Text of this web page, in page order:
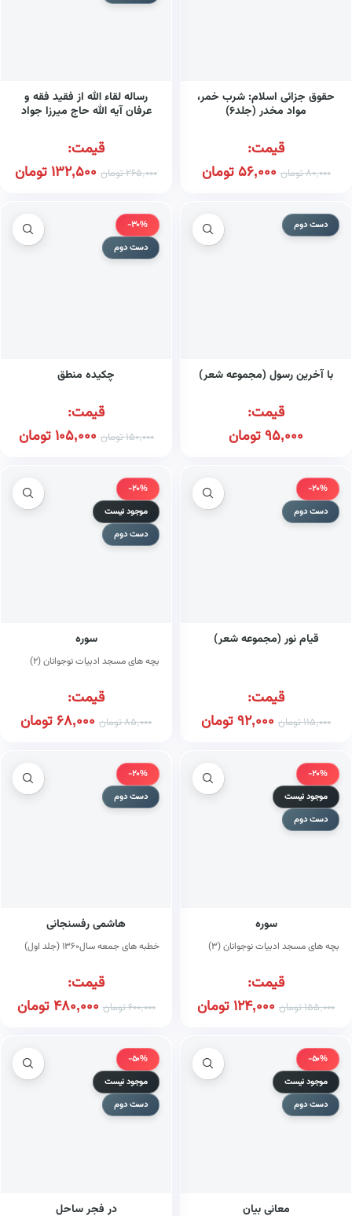
حقوق جزائی اسلام: شرب خمر،
مواد مخدر (جلد۶)
قیمت:
80,000تومان 56,000 تومان
رساله لقاء الله از فقید فقه و
عرفان آیه الله حاج میرزا جواد
قیمت:
265,000تومان 132,500تومان
دست دوم
با آخرین رسول (مجموعه شعر)
قیمت:
95,000تومان
-30%
دست دوم
چکیده منطق
قیمت:
150,000تومان 105,000تومان
-20%
دست دوم
قیام نور (مجموعه شعر)
قیمت:
115,000تومان 92,000تومان
-20%
موجود نیست
دست دوم
سوره
بچه های مسجد ادبیات نوجوانان (۲)
قیمت:
85,000تومان 68,000 تومان
-20%
موجود نیست
دست دوم
سوره
بچه های مسجد ادبیات نوجوانان (۳)
قیمت:
155,000تومان 124,000تومان
-20%
دست دوم
هاشمی رفسنجانی
خطبه های جمعه سال۱۳۶۰ (جلد اول)
قیمت:
600,000تومان 480,000تومان
-50%
موجود نیست
دست دوم
معانی بیان
-50%
موجود نیست
دست دوم
در فجر ساحل